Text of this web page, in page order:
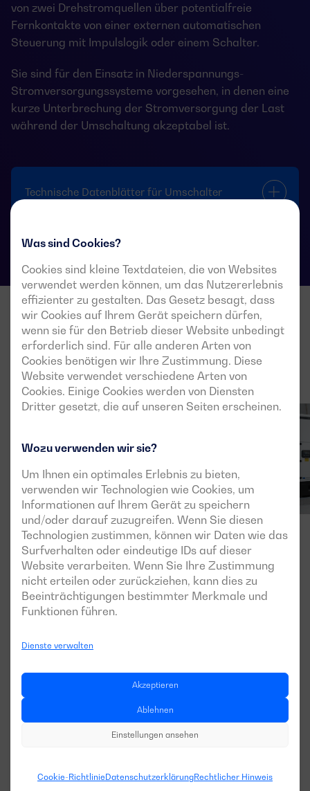
Was sind Cookies?
Cookies sind kleine Textdateien, die von Websites
verwendet werden können, um das Nutzererlebnis
effizienter zu gestalten. Das Gesetz besagt, dass
wir Cookies auf Ihrem Gerät speichern dürfen,
wenn sie für den Betrieb dieser Website unbedingt
erforderlich sind. Für alle anderen Arten von
Cookies benötigen wir Ihre Zustimmung. Diese
Website verwendet verschiedene Arten von
Cookies. Einige Cookies werden von Diensten
Dritter gesetzt, die auf unseren Seiten erscheinen.
Wozu verwenden wir sie?
Um Ihnen ein optimales Erlebnis zu bieten,
verwenden wir Technologien wie Cookies, um
Informationen auf Ihrem Gerät zu speichern
und/oder darauf zuzugreifen. Wenn Sie diesen
Technologien zustimmen, können wir Daten wie das
Surfverhalten oder eindeutige IDs auf dieser
Website verarbeiten. Wenn Sie Ihre Zustimmung
nicht erteilen oder zurückziehen, kann dies zu
Beeinträchtigungen bestimmter Merkmale und
Funktionen führen.
Dienste verwalten
Akzeptieren
Ablehnen
Einstellungen ansehen
Cookie-RichtlinieDatenschutzerklärungRechtlicher Hinweis
von zwei Drehstromquellen über potentialfreie
Fernkontakte von einer externen automatischen
Steuerung mit Impulslogik oder einem Schalter.
Sie sind für den Einsatz in Niederspannungs-
Stromversorgungssysteme vorgesehen, in denen eine
kurze Unterbrechung der Stromversorgung der Last
während der Umschaltung akzeptabel ist.
Technische Datenblätter für Umschalter